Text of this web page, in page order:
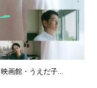
画館・うえだ子...